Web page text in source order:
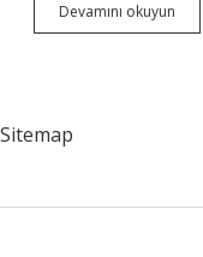
Devamını okuyun
Sitemap